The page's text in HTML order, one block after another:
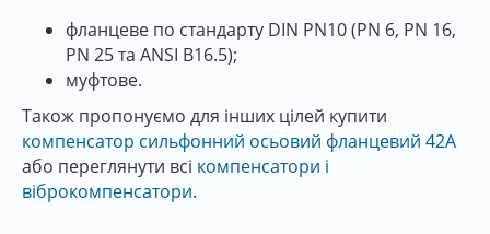
фланцеве по стандарту DIN PN10 (PN 6, PN 16,
PN 25 та ANSI B16.5);
муфтове.
Також пропонуємо для інших цілей купити
компенсатор сильфонний осьовий фланцевий 42А
або переглянути всі компенсатори і
віброкомпенсатори.